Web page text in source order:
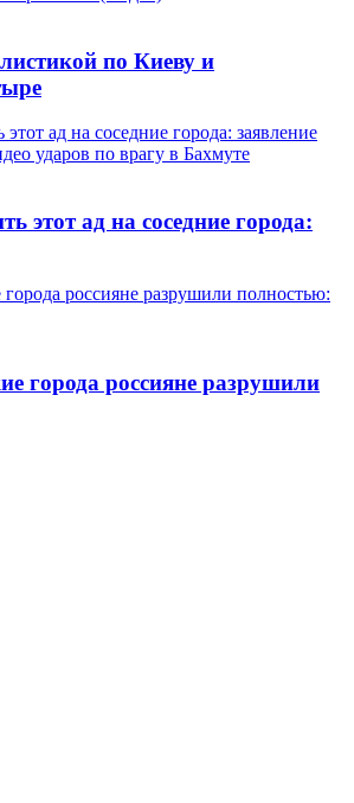
по Киеву и
этот ад на соседние города:
города россияне разрушили